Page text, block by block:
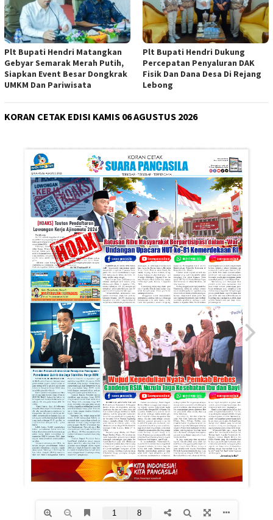
Plt Bupati Hendri Matangkan
Gebyar Semarak Merah Putih,
Siapkan Event Besar Dongkrak
UMKM Dan Pariwisata
Plt Bupati Hendri Dukung
Percepatan Penyaluran DAK
Fisik Dan Dana Desa Di Rejang
Lebong
KORAN CETAK EDISI KAMIS 06 AGUSTUS 2026